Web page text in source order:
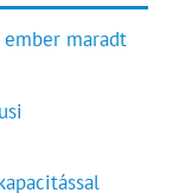
maradt